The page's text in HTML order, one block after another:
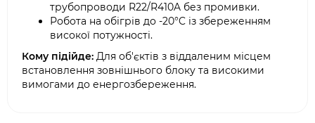
трубопроводи R22/R410A без промивки.
Робота на обігрів до -20°C із збереженням
високої потужності.
Кому підійде: Для об'єктів з віддаленим місцем
встановлення зовнішнього блоку та високими
вимогами до енергозбереження.